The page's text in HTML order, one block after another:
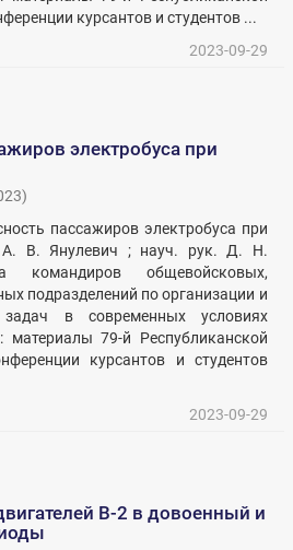
курсантов и студентов ...
2023-09-29
электробуса при
)
пассажиров электробуса при
В. Янулевич ; науч. рук. Д. Н.
общевойсковых,
подразделений по организации и
в современных условиях
материалы 79-й Республиканской
курсантов и студентов
2023-09-29
В-2 в довоенный и